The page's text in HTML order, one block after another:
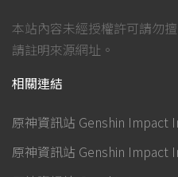
本站內容未經授權許可請勿
請註明來源網址。
相關連結
原神資訊站 Genshin Impact
原神資訊站 Genshin Impact